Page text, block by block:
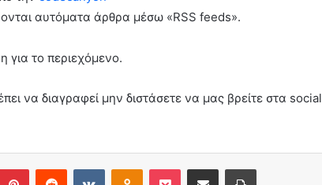
αυτόματα άρθρα μέσω «RSS feeds».
το περιεχόμενο.
να διαγραφεί μην διστάσετε να μας βρείτε στα social
PinterestReddit VKontakteOdnoklassniki
Pocket Share via Email Print